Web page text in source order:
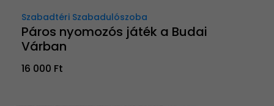
Szabadtéri Szabadulószoba
Páros nyomozós játék a Budai
Várban
16 000 Ft